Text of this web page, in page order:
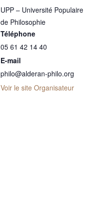
UPP – Université Populaire
de Philosophie
Téléphone
05 61 42 14 40
E-mail
philo@alderan-philo.org
Voir le site Organisateur